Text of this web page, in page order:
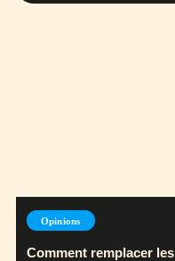
Opinions
Comment remplacer les